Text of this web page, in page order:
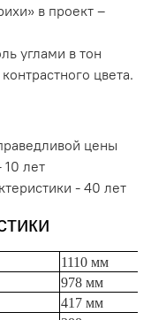
в проект –
углами в тон
цвета.
цены
10 лет
- 40 лет
1110 мм
978 мм
417 мм